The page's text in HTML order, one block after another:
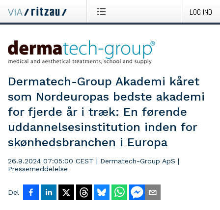
LOG IND
Dermatech-Group Akademi kåret
som Nordeuropas bedste akademi
for fjerde år i træk: En førende
uddannelsesinstitution inden for
skønhedsbranchen i Europa
26.9.2024 07:05:00 CEST | Dermatech-Group ApS |
Pressemeddelelse
Del